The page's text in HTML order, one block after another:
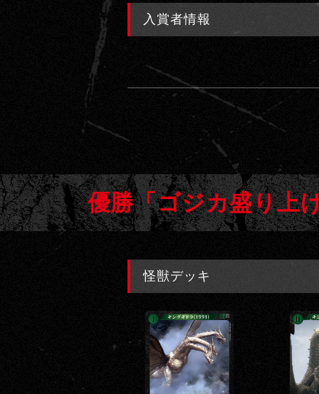
入賞者情報
優勝「ゴジカ盛り上
怪獣デッキ